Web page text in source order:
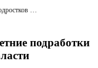
Названы самые прибыльные летние подработки для подростков в Псковской области
подработки